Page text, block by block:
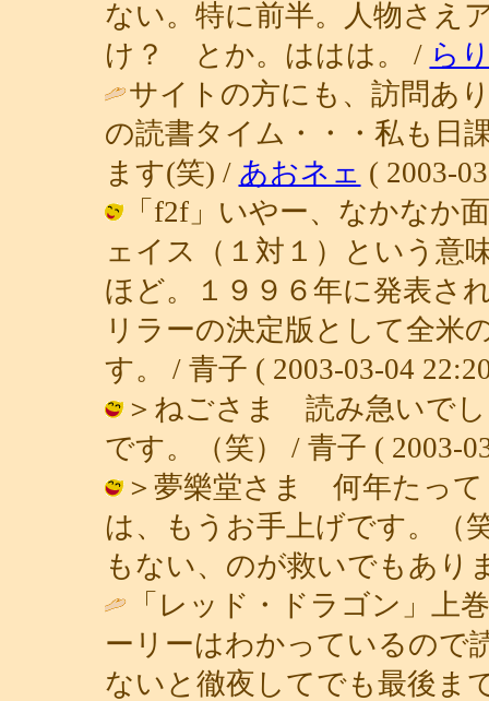
ない。特に前半。人物さえ
け？ とか。ははは。 / ら
サイトの方にも、訪問あ
の読書タイム・・・私も日
ます(笑) / あおネェ ( 2003-
「f2f」いやー、なかなか
ェイス（１対１）という意
ほど。１９９６年に発表さ
リラーの決定版として全米
す。 / 青子 ( 2003-03-04
＞ねごさま 読み急いでし
です。（笑） / 青子 ( 2003-
＞夢樂堂さま 何年たって
は、もうお手上げです。（
もない、のが救いでもあり
「レッド・ドラゴン」上
ーリーはわかっているので
ないと徹夜してでも最後